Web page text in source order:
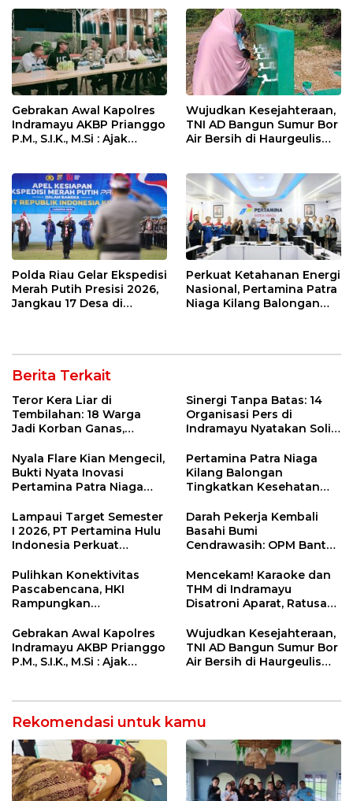
Gebrakan Awal Kapolres
Indramayu AKBP Prianggo
P.M., S.I.K., M.Si : Ajak
Wujudkan Kesejahteraan,
TNI AD Bangun Sumur Bor
Air Bersih di Haurgeulis
Polda Riau Gelar Ekspedisi
Merah Putih Presisi 2026,
Jangkau 17 Desa di
Perkuat Ketahanan Energi
Nasional, Pertamina Patra
Niaga Kilang Balongan
Berita Terkait
Teror Kera Liar di
Tembilahan: 18 Warga
Jadi Korban Ganas,
12 Jahitan!
Sinergi Tanpa Batas: 14
Organisasi Pers di
Indramayu Nyatakan Solid
Nyala Flare Kian Mengecil,
Bukti Nyata Inovasi
Pertamina Patra Niaga
Net Zero Emission 2060
Pertamina Patra Niaga
Kilang Balongan
Tingkatkan Kesehatan
Pemeriksaan Kesehatan
Rutin dan Edukasi
Perawatan Gigi
Lampaui Target Semester
I 2026, PT Pertamina Hulu
Indonesia Perkuat
Nasional Lewat Inovasi &
Keselamatan Kerja
Darah Pekerja Kembali
Basahi Bumi
Cendrawasih: OPM Bantai
di Tolikara!
Pulihkan Konektivitas
Pascabencana, HKI
Rampungkan
Lembah Anai dan Malalak
Mencekam! Karaoke dan
THM di Indramayu
Disatroni Aparat, Ratusan
Dites Urine!
Gebrakan Awal Kapolres
Indramayu AKBP Prianggo
P.M., S.I.K., M.Si : Ajak
Wujudkan Kesejahteraan,
TNI AD Bangun Sumur Bor
Air Bersih di Haurgeulis
Rekomendasi untuk kamu